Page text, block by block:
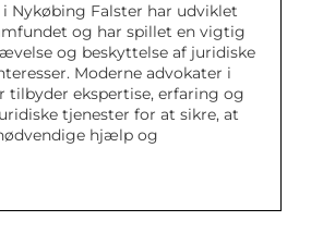
Nykøbing Falster har udviklet
og har spillet en vigtig
og beskyttelse af juridiske
Moderne advokater i
tilbyder ekspertise, erfaring og
tjenester for at sikre, at
hjælp og